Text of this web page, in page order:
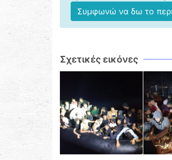
Συμφωνώ να δω το
Σχετικές εικόνες